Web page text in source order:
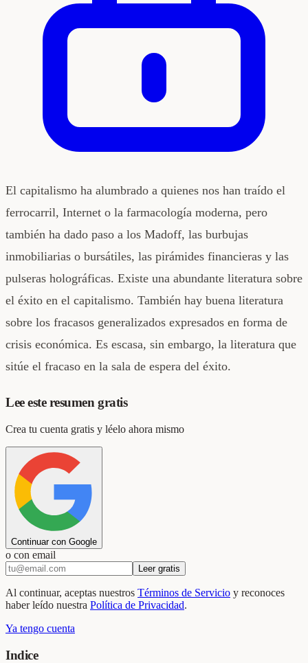
El capitalismo ha alumbrado a quienes nos han traído el
ferrocarril, Internet o la farmacología moderna, pero
también ha dado paso a los Madoff, las burbujas
inmobiliarias o bursátiles, las pirámides financieras y las
pulseras holográficas. Existe una abundante literatura sobre
el éxito en el capitalismo. También hay buena literatura
sobre los fracasos generalizados expresados en forma de
crisis económica. Es escasa, sin embargo, la literatura que
sitúe el fracaso en la sala de espera del éxito.
Lee este resumen gratis
Crea tu cuenta gratis y léelo ahora mismo
Continuar con Google
o con email
Leer gratis
Al continuar, aceptas nuestros Términos de Servicio y reconoces
haber leído nuestra Política de Privacidad.
Ya tengo cuenta
Indice